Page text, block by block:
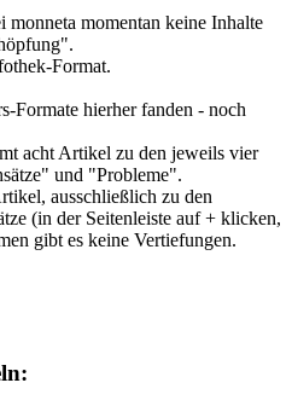
monneta momentan keine Inhalte
Format.
Formate hierher fanden - noch
acht Artikel zu den jeweils vier
und "Probleme".
ausschließlich zu den
(in der Seitenleiste auf + klicken,
gibt es keine Vertiefungen.